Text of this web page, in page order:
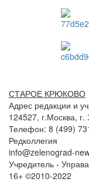
СТАРОЕ КРЮКОВО
Адрес редакции и
124527, г.Москва,
Телефон: 8 (499)
Редколлегия
info@zelenograd-
Учредитель -
16+ ©2010-2022